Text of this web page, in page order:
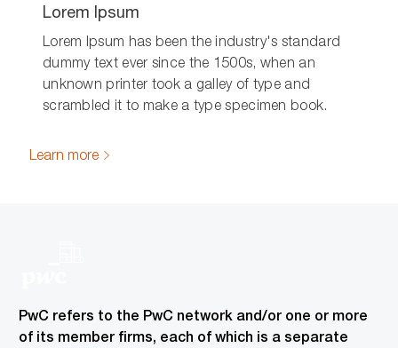
Lorem Ipsum
Lorem Ipsum has been the industry's standard
dummy text ever since the 1500s, when an
unknown printer took a galley of type and
scrambled it to make a type specimen book.
Learn more
PwC refers to the PwC network and/or one or more
of its member firms, each of which is a separate